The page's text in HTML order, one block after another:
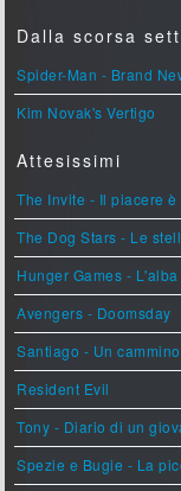
Dalla scorsa
Spider-Man - Brand
Kim Novak's Vertigo
Attesissimi
The Invite - Il piacere è
The Dog Stars - Le
Hunger Games -
Avengers - Doomsday
Santiago - Un
Resident Evil
Tony - Diario di un
Spezie e Bugie - La